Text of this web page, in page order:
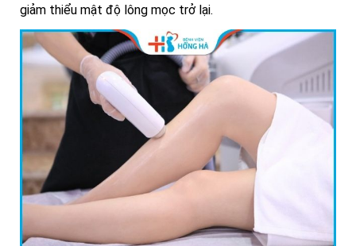
giảm thiểu mật độ lông mọc trở lại.